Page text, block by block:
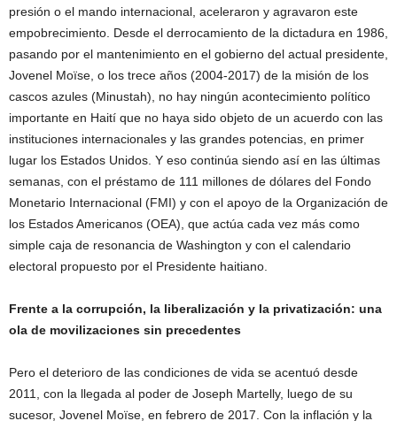
presión o el mando internacional, aceleraron y agravaron este
empobrecimiento. Desde el derrocamiento de la dictadura en 1986,
pasando por el mantenimiento en el gobierno del actual presidente,
Jovenel Moïse, o los trece años (2004-2017) de la misión de los
cascos azules (Minustah), no hay ningún acontecimiento político
importante en Haití que no haya sido objeto de un acuerdo con las
instituciones internacionales y las grandes potencias, en primer
lugar los Estados Unidos. Y eso continúa siendo así en las últimas
semanas, con el préstamo de 111 millones de dólares del Fondo
Monetario Internacional (FMI) y con el apoyo de la Organización de
los Estados Americanos (OEA), que actúa cada vez más como
simple caja de resonancia de Washington y con el calendario
electoral propuesto por el Presidente haitiano.
Frente a la corrupción, la liberalización y la privatización: una
ola de movilizaciones sin precedentes
Pero el deterioro de las condiciones de vida se acentuó desde
2011, con la llegada al poder de Joseph Martelly, luego de su
sucesor, Jovenel Moïse, en febrero de 2017. Con la inflación y la